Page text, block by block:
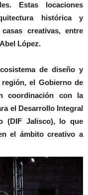
Estas locaciones
histórica y
creativas, entre
López.
de diseño y
el Gobierno de
coordinación con la
el Desarrollo Integral
(DIF Jalisco), lo que
el ámbito creativo a